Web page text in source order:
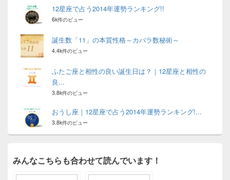
12星座で占う2014年運勢ランキング!!
6k件のビュー
誕生数「11」の本質性格～カバラ数秘術～
4.4k件のビュー
ふたご座と相性の良い誕生日は？｜12星座と相性の
良...
3.8k件のビュー
おうし座｜12星座で占う2014年運勢ランキング!...
3.8k件のビュー
みんなこちらも合わせて読んでいます！